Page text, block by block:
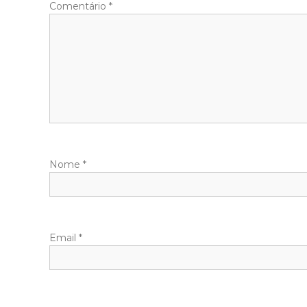
Comentário *
Nome *
Email *